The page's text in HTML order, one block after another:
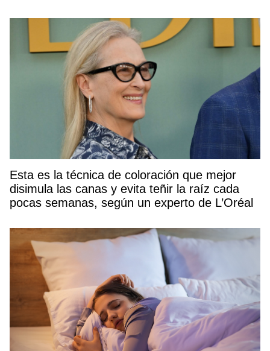
Esta es la técnica de coloración que mejor
disimula las canas y evita teñir la raíz cada
pocas semanas, según un experto de L’Oréal